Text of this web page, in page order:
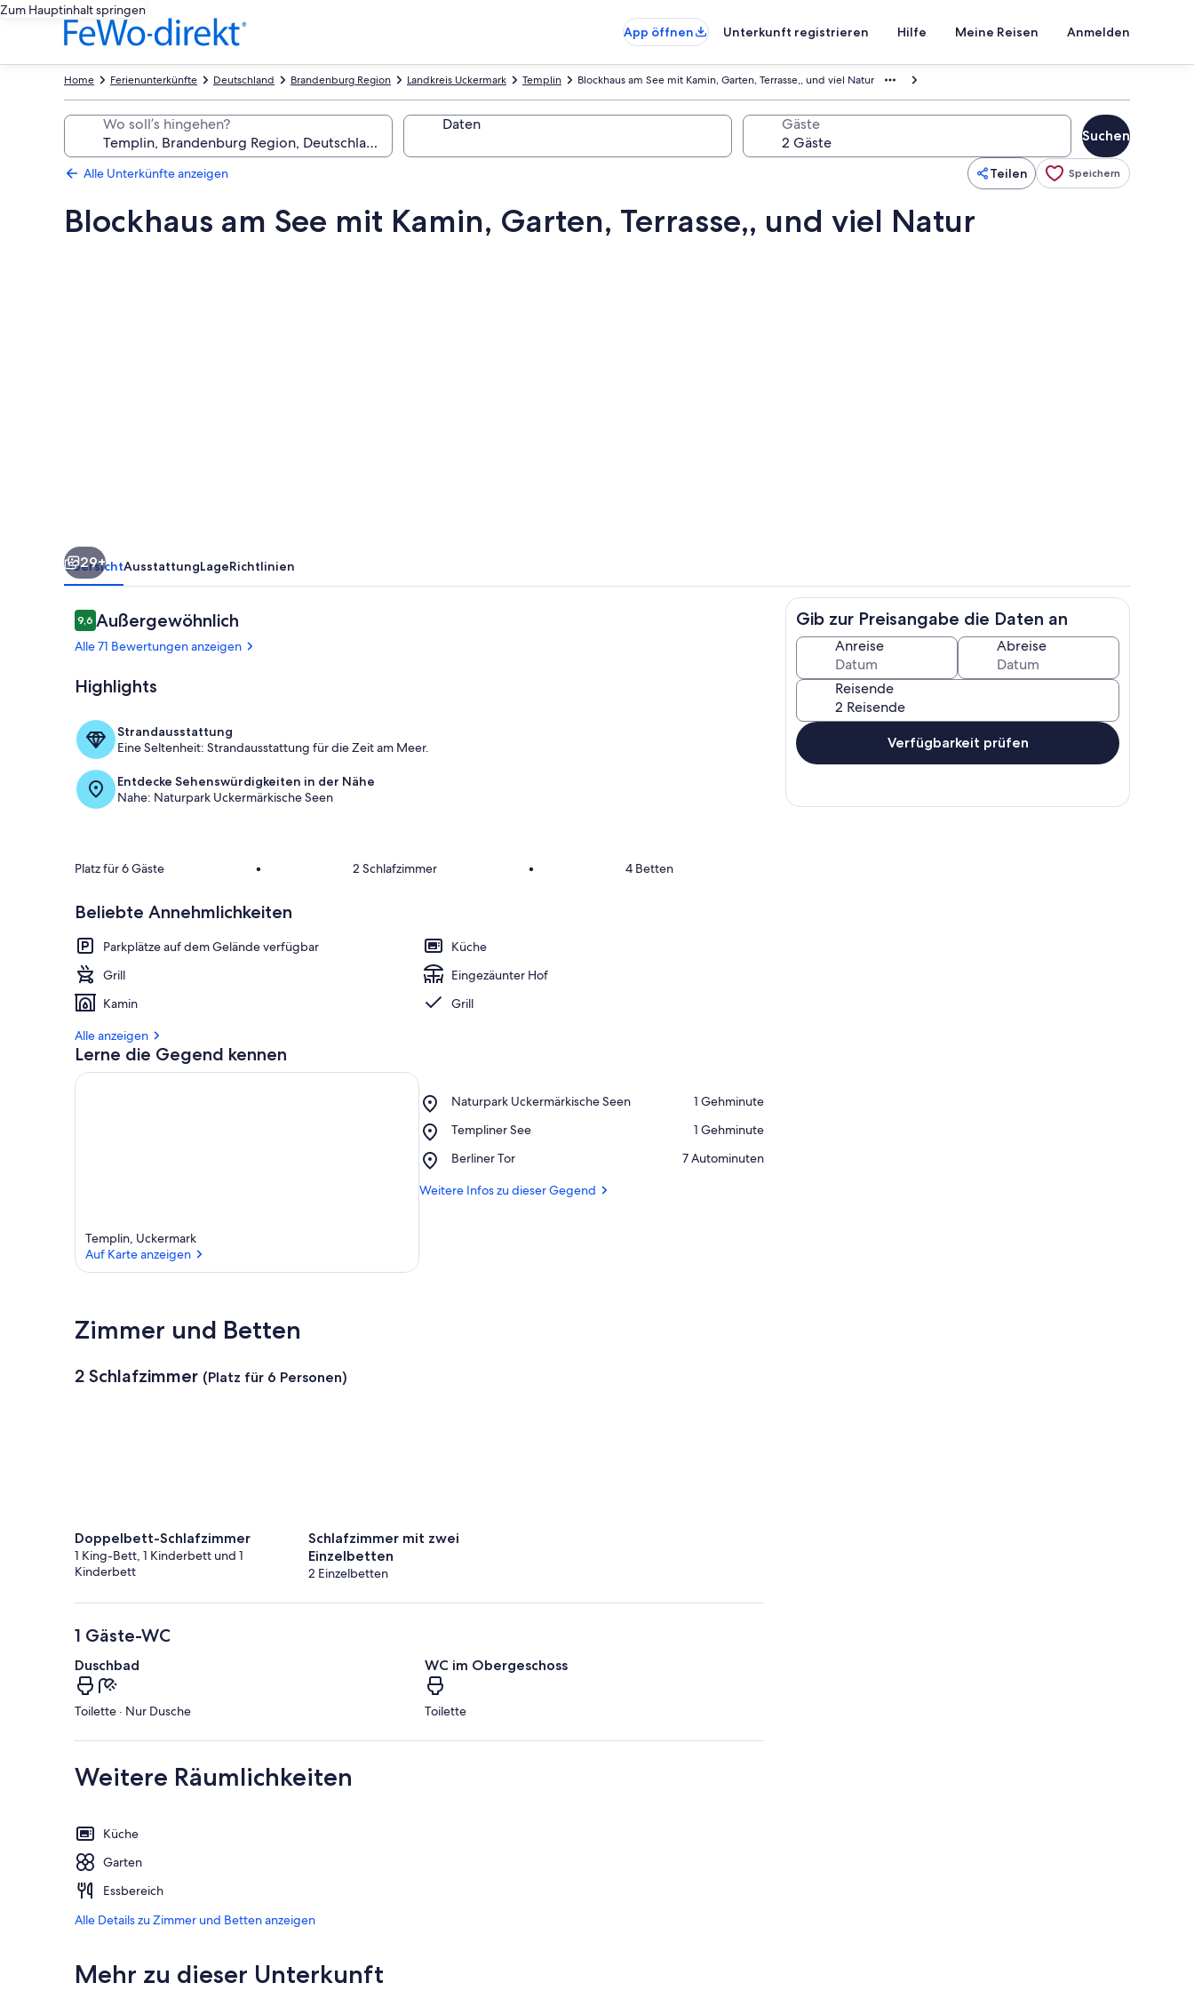
Zum Hauptinhalt springen
App öffnen
Unterkunft registrieren Hilfe Meine Reisen Anmelden
Blockhaus am See mit Kamin, Garten, Terrasse,, und viel Natur
Templin
Landkreis Uckermark
Brandenburg Region
Deutschland
Ferienunterkünfte
Home
Wo soll’s hingehen? Daten Gäste
Suchen
Alle Unterkünfte anzeigen Teilen Speichern
Blockhaus am See mit Kamin, Garten, Terrasse,, und viel Natur
Natur
Blick vom See auf das Blockhaus und den Geräteschuppen
29+
ÜbersichtAusstattungLageRichtlinien
Bewertungen
9,69,6 von 10.
Außergewöhnlich
Alle 71 Bewertungen anzeigen
Highlights
Strandausstattung
Eine Seltenheit: Strandausstattung für die Zeit am Meer.
Entdecke Sehenswürdigkeiten in der Nähe
Nahe: Naturpark Uckermärkische Seen
Platz für 6 Gäste • 2 Schlafzimmer • 4 Betten
Beliebte Annehmlichkeiten
Parkplätze auf dem Gelände verfügbar
Küche
Grill
Eingezäunter Hof
Kamin
Grill
Alle anzeigen
Lerne die Gegend kennen
Templin, Uckermark
Auf Karte anzeigen
Naturpark Uckermärkische Seen
Place,
Uckermärkische
‪1 Gehminute‬
Templiner See
Place,
See
‪1 Gehminute‬
Berliner Tor
Place,
Tor
‪7 Autominuten‬
Weitere Infos zu dieser Gegend
Zimmer und Betten
2 Schlafzimmer (Platz für 6 Personen)
Doppelbett-Schlafzimmer
1 King-Bett, 1 Kinderbett und 1
Kinderbett
Schlafzimmer mit zwei
Einzelbetten
2 Einzelbetten
1 Gäste-WC
Duschbad
Toilette · Nur Dusche
WC im Obergeschoss
Toilette
Weitere Räumlichkeiten
Küche
Garten
Essbereich
Alle Details zu Zimmer und Betten anzeigen
Mehr zu dieser Unterkunft
Gib zur Preisangabe die Daten an
Anreise Abreise
Reisende
Verfügbarkeit prüfen